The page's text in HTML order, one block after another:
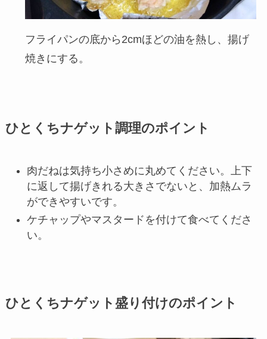
フライパンの底から2cmほどの油を熱し、揚げ
焼きにする。
ひとくちナゲット調理のポイント
肉だねは気持ち小さめに丸めてください。上下
に返して揚げきれる大きさでないと、加熱ムラ
ができやすいです。
ケチャップやマスタードを付けて食べてくださ
い。
ひとくちナゲット盛り付けのポイント